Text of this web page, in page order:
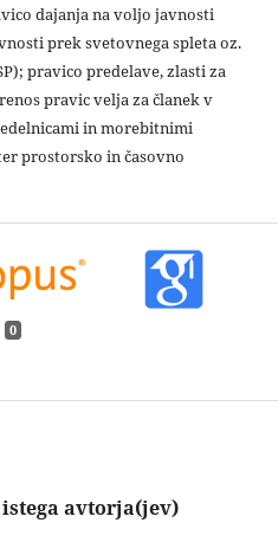
dajanja na voljo javnosti
prek svetovnega spleta oz.
pravico predelave, zlasti za
pravic velja za članek v
in morebitnimi
prostorsko in časovno
0
avtorja(jev)